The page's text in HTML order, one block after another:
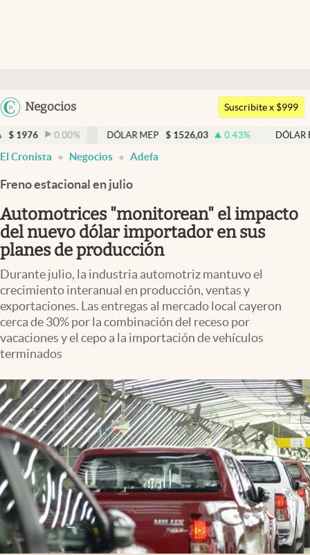
Argentina
Uruguay
Negocios
Members
Economía y Política
Finanzas y Mercados
Mercados Online
Negocios
Columnistas
Apertura
Infotechnology
Clase
Mundial 2026
Eventos Corporativos
El Cronista Studio
Mediakit
abre en nueva pestaña
Argentina
Suscribite x $999
% DÓLAR MEP 1526,03 0.43% DÓLAR BNA 1520
El Cronista Negocios Adefa
Freno estacional en julio
Automotrices "monitorean" el impacto
del nuevo dólar importador en sus
planes de producción
Durante julio, la industria automotriz mantuvo el
crecimiento interanual en producción, ventas y
exportaciones. Las entregas al mercado local cayeron
cerca de 30% por la combinación del receso por
vacaciones y el cepo a la importación de vehículos
terminados